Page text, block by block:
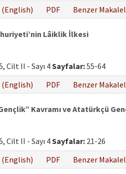
PDF Benzer
Lâiklik İlkesi
Cilt II - Sayı 4Sayfalar:55-64
PDF Benzer
Kavramı ve Atatürkçü
Cilt II - Sayı 4Sayfalar: 21-26
PDF Benzer